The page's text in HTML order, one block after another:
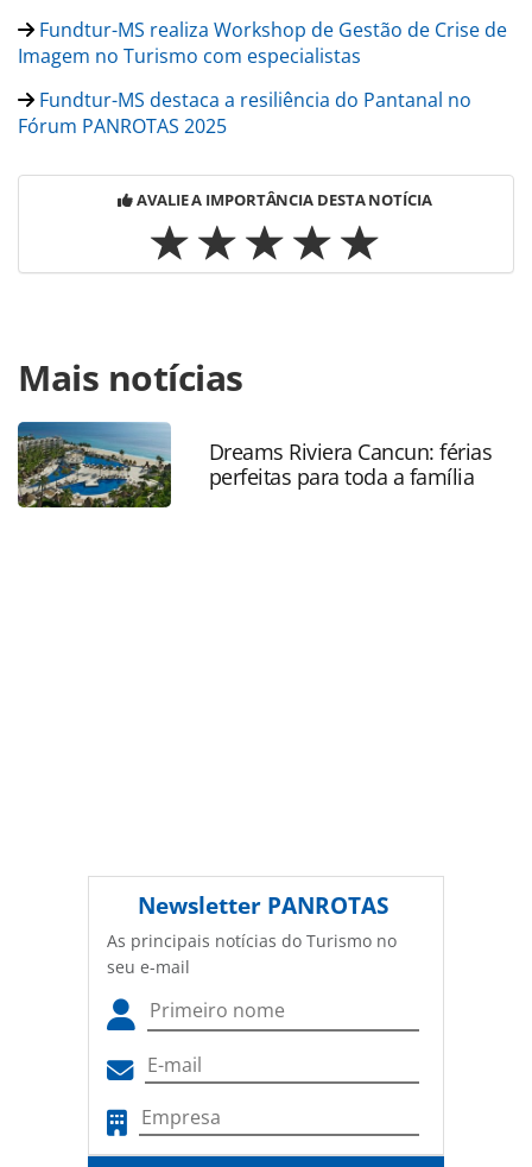
Fundtur-MS realiza Workshop de Gestão de Crise de
Imagem no Turismo com especialistas
Fundtur-MS destaca a resiliência do Pantanal no
Fórum PANROTAS 2025
AVALIE A IMPORTÂNCIA DESTA NOTÍCIA
https://www.panrotas.com.br/destinos/eventos/2025/08/
ms-destaca-cruzeiro-pantaneiro-como-novo-produto-e-
mais-atrativos-do-estado_220186.html ou as ferramentas
oferecidas na página. Todo o conteúdo produzido pela
PANROTAS Editora é protegido pela legislação brasileira
sobre direito autoral. Não reproduza o conteúdo sem
Mais notícias
Dreams Riviera Cancun: férias
perfeitas para toda a família
Newsletter PANROTAS
As principais notícias do Turismo no
seu e-mail